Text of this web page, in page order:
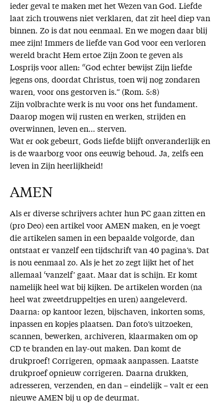
ieder geval te maken met het Wezen van God. Liefde
laat zich trouwens niet verklaren, dat zit heel diep van
binnen. Zo is dat nou eenmaal. En we mogen daar blij
mee zijn! Immers de liefde van God voor een verloren
wereld bracht Hem ertoe Zijn Zoon te geven als
Losprijs voor allen: “God echter bewijst Zijn liefde
jegens ons, doordat Christus, toen wij nog zondaren
waren, voor ons gestorven is.” (Rom. 5:8)
Zijn volbrachte werk is nu voor ons het fundament.
Daarop mogen wij rusten en werken, strijden en
overwinnen, leven en… sterven.
Wat er ook gebeurt, Gods liefde blijft onveranderlijk en
is de waarborg voor ons eeuwig behoud. Ja, zelfs een
leven in Zijn heerlijkheid!
AMEN
Als er diverse schrijvers achter hun PC gaan zitten en
(pro Deo) een artikel voor AMEN maken, en je voegt
die artikelen samen in een bepaalde volgorde, dan
ontstaat er vanzelf een tijdschrift van 40 pagina’s. Dat
is nou eenmaal zo. Als je het zo zegt lijkt het of het
allemaal ‘vanzelf’ gaat. Maar dat is schijn. Er komt
namelijk heel wat bij kijken. De artikelen worden (na
heel wat zweetdruppeltjes en uren) aangeleverd.
Daarna: op kantoor lezen, bijschaven, inkorten soms,
inpassen en kopjes plaatsen. Dan foto’s uitzoeken,
scannen, bewerken, archiveren, klaarmaken om op
CD te branden en lay-out maken. Dan komt de
drukproef! Corrigeren, opmaak aanpassen. Laatste
drukproef opnieuw corrigeren. Daarna drukken,
adresseren, verzenden, en dan – eindelijk – valt er een
nieuwe AMEN bij u op de deurmat.